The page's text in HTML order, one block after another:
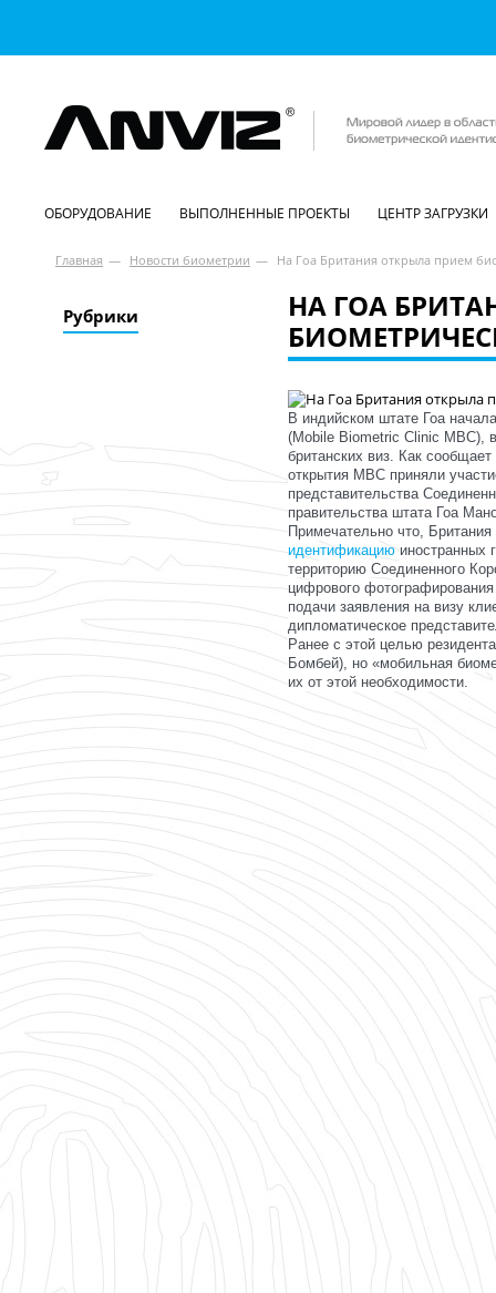
ОБОРУДОВАНИЕ ВЫПОЛНЕННЫЕ ПРОЕКТЫ ЦЕНТР ЗАГРУЗКИ
Главная — Новости биометрии — На Гоа Британия открыла прием
Рубрики
НА ГОА
В индийском штате Гоа
(Mobile Biometric Clinic МBC),
британских виз. Как
открытия MBC приняли
представительства
правительства штата Гоа
Примечательно что,
идентификацию иностранных
территорию Соединенного
цифрового
подачи заявления на визу
дипломатическое
Ранее с этой целью
Бомбей), но «мобильная
их от этой необходимости.